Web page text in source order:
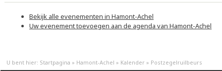
Bekijk alle evenementen in Hamont-Achel
Uw evenement toevoegen aan de agenda van Hamont-Achel
U bent hier: Startpagina » Hamont-Achel » Kalender » Postzegelruilbeurs